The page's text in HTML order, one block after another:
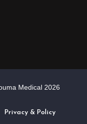
Medical 2026
Privacy & Policy